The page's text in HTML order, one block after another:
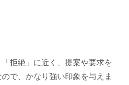
拒絶」に近く、提案や要求を
で、かなり強い印象を与えま